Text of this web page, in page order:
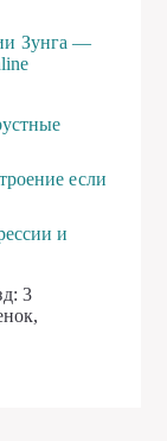
Зунга —
если
и